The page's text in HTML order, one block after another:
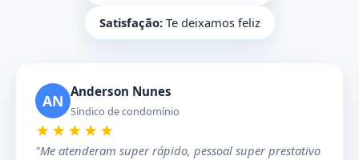
Satisfação:Te deixamos feliz
AN Anderson Nunes
Síndico de condomínio
★★★★★
"Me atenderam super rápido, pessoal super prestativo